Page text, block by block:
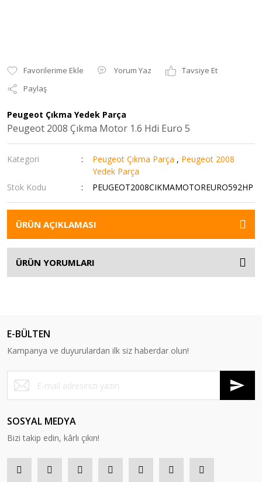
Yorum Yaz
Tavsiye Et
Paylaş
Peugeot Çıkma Yedek Parça
Peugeot 2008 Çıkma Motor 1.6 Hdi Euro 5
Kategori Peugeot Çıkma Parça , Peugeot 2008
Yedek Parça
Stok Kodu
PEUGEOT2008CIKMAMOTOREURO592HP
ÜRÜN AÇIKLAMASI
ÜRÜN YORUMLARI
E-BÜLTEN
Kampanya ve duyurulardan ilk siz haberdar olun!
SOSYAL MEDYA
Bizi takip edin, kârlı çıkın!